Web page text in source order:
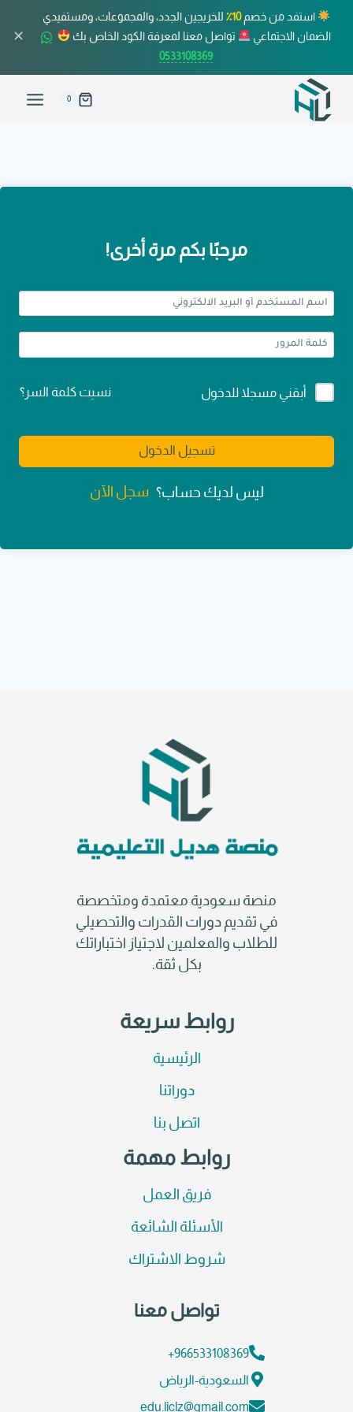
استفد من خصم10٪
للخريجين الجدد، والمجموعات، ومستفيدي
الضمان الاجتماعي
تواصل معنا لمعرفة الكود الخاص بك
0533108369
✕
0
مرحبًا بكم مرة أخرى!
Alternative:
أبقني مسجلا للدخول نسيت كلمة السر؟
تسجيل الدخول
ليس لديك حساب؟ سجل الآن
منصة سعودية معتمدة ومتخصصة
في تقديم دورات القدرات والتحصيلي
للطلاب والمعلمين لاجتياز اختباراتك
بكل ثقة.
روابط سريعة
الرئيسية
دوراتنا
اتصل بنا
روابط مهمة
فريق العمل
الأسئلة الشائعة
شروط الاشتراك
تواصل معنا
966533108369+
السعودية-الرياض
edu.liclz@gmail.com